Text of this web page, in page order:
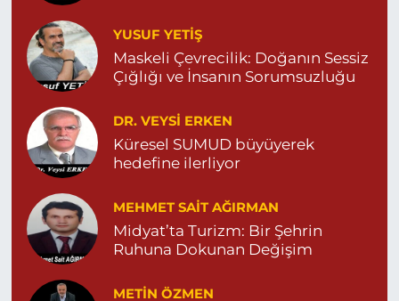
0 (534) 303 21 44
Yeni Eczanesi
YENİ MAHALLE 3086 SOKAK NO:2 4 04825413156
0 (482) 541 31 56
İlknur Eczanesi
GÜL MAH. VATAN CAD. NO:2A 04825911091
0 (482) 591 10 91 Yol Tarifi Al
Turan Eczanesi
TEPEBAŞI MAHALLE KISMETLİ CADDE NO:59D SAĞLIK
OCAĞI YANI 04823813670
YUSUF YETİŞ
Maskeli Çevrecilik: Doğanın Sessiz
Çığlığı ve İnsanın Sorumsuzluğu
DR. VEYSI ERKEN
Küresel SUMUD büyüyerek
hedefine ilerliyor
MEHMET SAIT AĞIRMAN
Midyat’ta Turizm: Bir Şehrin
Ruhuna Dokunan Değişim
METIN ÖZMEN